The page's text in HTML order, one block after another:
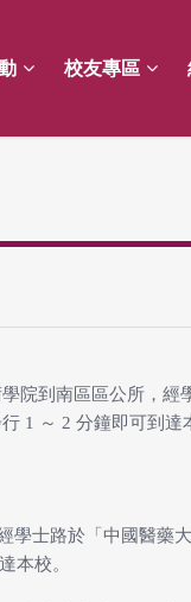
校友專區
院到南區區公所，經
1 ～ 2 分鐘即可到達
學士路於「中國醫藥
本校。